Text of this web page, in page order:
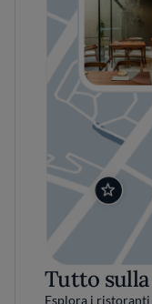
Tutto sulla
Esplora i